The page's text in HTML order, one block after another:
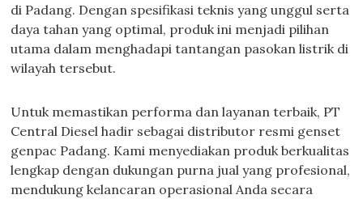
di Padang. Dengan spesifikasi teknis yang unggul serta
daya tahan yang optimal, produk ini menjadi pilihan
utama dalam menghadapi tantangan pasokan listrik di
wilayah tersebut.
Untuk memastikan performa dan layanan terbaik, PT
Central Diesel hadir sebagai distributor resmi genset
genpac Padang. Kami menyediakan produk berkualitas
lengkap dengan dukungan purna jual yang profesional,
mendukung kelancaran operasional Anda secara